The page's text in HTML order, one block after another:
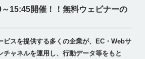
15:45開催！！無料ウェビナーの
ビスを提供する多くの企業が、EC・Webサ
チャネルを運用し、行動データ等をもと